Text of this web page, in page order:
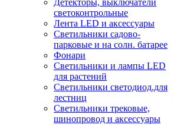
Детекторы, выключатели
светоконтрольные
Лента LED и аксессуары
Светильники садово-
парковые и на солн. батарее
Фонари
Светильники и лампы LED
для растений
Светильники светодиод.для
лестниц
Светильники трековые,
шинопровод и аксессуары